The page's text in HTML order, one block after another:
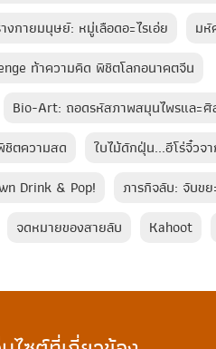
งกายมนุษย์: หมู่เลือดอะไรเอ่ย
มหั
ท้าความคิด พิชิตโลกอนาคตจีน
Bio-Art: ถอดรหัสภาพสมุนไพรและ
ชิตความสด
ใบไม้ดักฝุ่น...ฮีโร่จิ๋วจ
Drink & Pop!
ภารกิจลับ: จับข
จดหมายของสายลับ Kahoot